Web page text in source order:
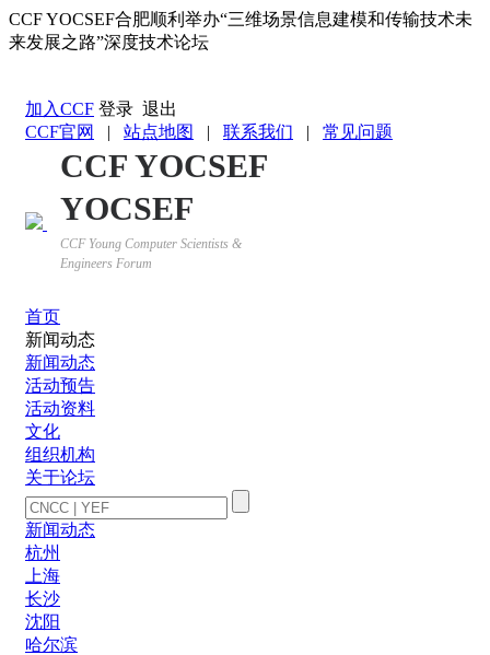
CCF YOCSEF合肥顺利举办“三维场景信息建模和传输技术未
来发展之路”深度技术论坛
加入CCF 登录 退出
CCF官网
| 站点地图 | 联系我们 | 常见问题
CCF YOCSEF
YOCSEF
CCF Young Computer Scientists &
Engineers Forum
首页
新闻动态
新闻动态
活动预告
活动资料
文化
组织机构
关于论坛
新闻动态
杭州
上海
长沙
沈阳
哈尔滨